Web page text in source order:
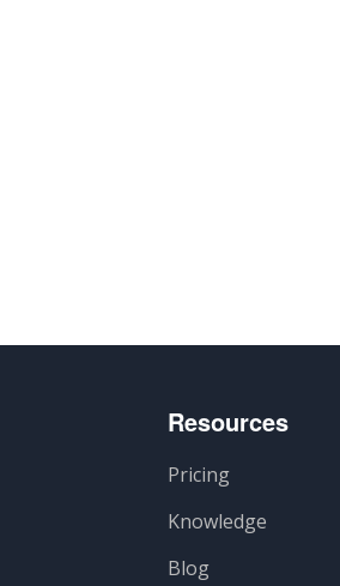
Resources
Pricing
Knowledge
Blog